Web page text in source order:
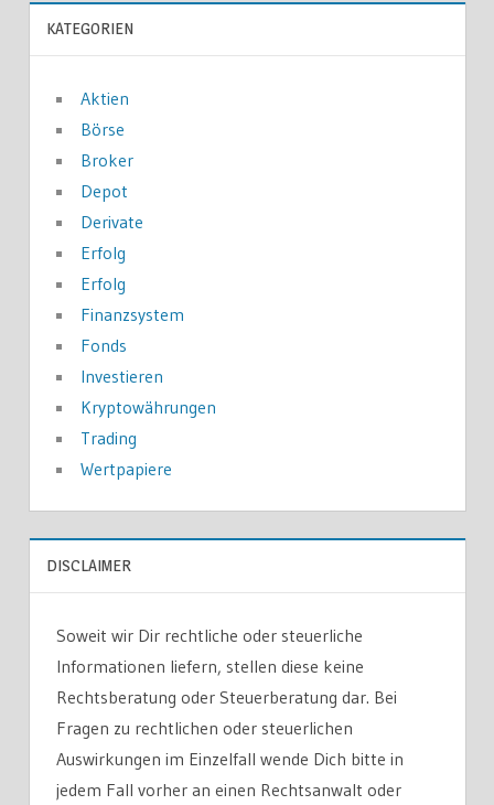
KATEGORIEN
Aktien
Börse
Broker
Depot
Derivate
Erfolg
Erfolg
Finanzsystem
Fonds
Investieren
Kryptowährungen
Trading
Wertpapiere
DISCLAIMER
Soweit wir Dir rechtliche oder steuerliche
Informationen liefern, stellen diese keine
Rechtsberatung oder Steuerberatung dar. Bei
Fragen zu rechtlichen oder steuerlichen
Auswirkungen im Einzelfall wende Dich bitte in
jedem Fall vorher an einen Rechtsanwalt oder